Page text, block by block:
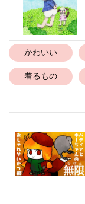
かわいい
着るもの